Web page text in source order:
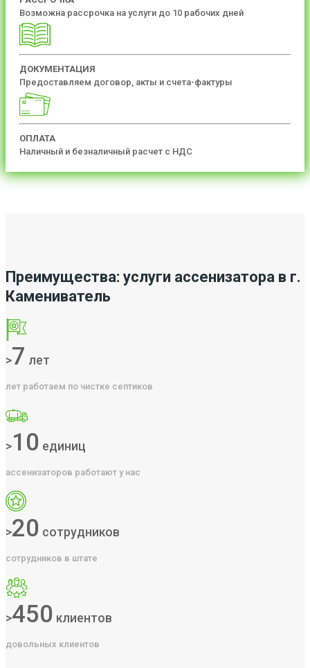
Возможна рассрочка на услуги до 10 рабочих дней
ДОКУМЕНТАЦИЯ
Предоставляем договор, акты и счета-фактуры
ОПЛАТА
Наличный и безналичный расчет с НДС
Преимущества: услуги ассенизатора в г.
Камениватель
>7 лет
лет работаем по чистке септиков
>10 единиц
ассенизаторов работают у нас
>20 сотрудников
сотрудников в штате
>450 клиентов
довольных клиентов